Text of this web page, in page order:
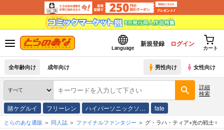
Language
新規登録 ログイン
カート
全年齢向け 成年向け 男性向け 女性向け
詳細
検索
賭ケグルイ フリーレン ハイパーソニックソ… fate
とらのあな通販 同人誌 ファイナルファンタジー グ・ラハ・ティア×光の戦士♀